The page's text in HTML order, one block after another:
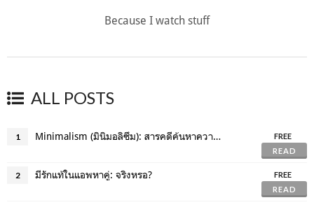
Because I watch stuff
ALL POSTS
1 Minimalism (มินิมอลิซึม): สารคดีค้นหาความสุขที่แท้จริงของชีวิต
FREE
READ
2 มีรักแท้ในแอพหาคู่: จริงหรอ?
FREE
READ